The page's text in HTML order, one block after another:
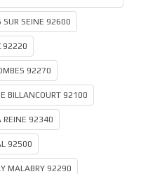
SEINE 92600
92220
92270
BILLANCOURT 92100
92340
92500
MALABRY 92290